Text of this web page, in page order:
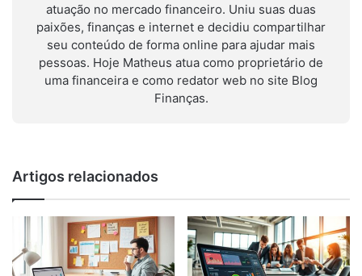
atuação no mercado financeiro. Uniu suas duas
paixões, finanças e internet e decidiu compartilhar
seu conteúdo de forma online para ajudar mais
pessoas. Hoje Matheus atua como proprietário de
uma financeira e como redator web no site Blog
Finanças.
Artigos relacionados